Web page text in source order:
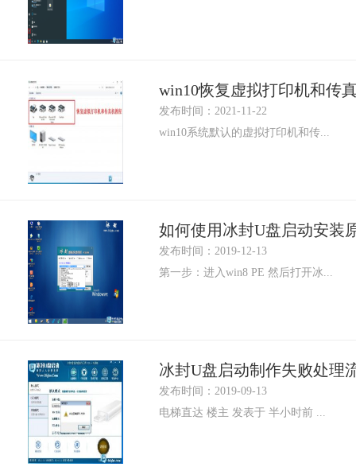
win10恢复虚拟打印机和传
发布时间：2021-11-22
win10系统默认的虚拟打印机和传...
如何使用冰封U盘启动安装
发布时间：2019-12-13
第一步：进入win8 PE 然后打开冰...
冰封U盘启动制作失败处理
发布时间：2019-09-13
电梯直达 楼主 发表于 半小时前 ...